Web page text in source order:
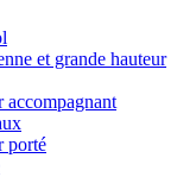
et grande hauteur
accompagnant
porté